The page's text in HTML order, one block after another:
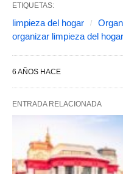
ETIQUETAS:
limpieza del hogar
organizar limpieza del hogar
6 AÑOS HACE
ENTRADA RELACIONADA